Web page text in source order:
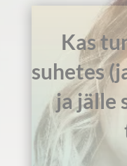
Kas
suhetes
ja jälle